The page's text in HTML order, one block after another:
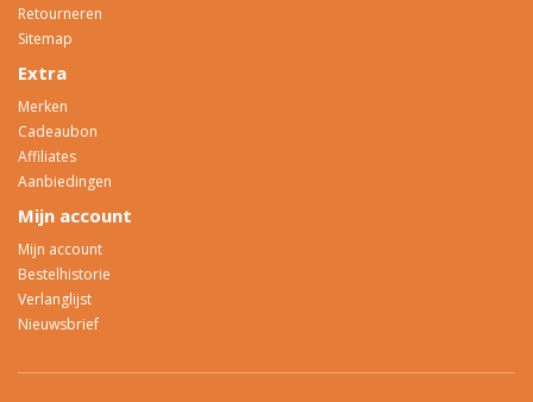
Retourneren
Sitemap
Extra
Merken
Cadeaubon
Affiliates
Aanbiedingen
Mijn account
Mijn account
Bestelhistorie
Verlanglijst
Nieuwsbrief